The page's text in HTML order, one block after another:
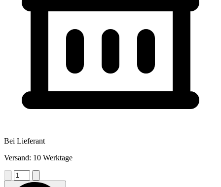
Bei Lieferant
Versand: 10 Werktage